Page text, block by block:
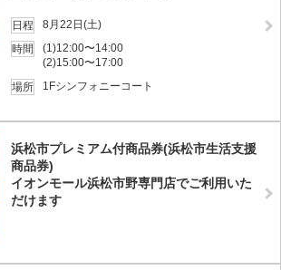
日程
8月22日(土)
時間
(1)12:00〜14:00
(2)15:00〜17:00
場所
1Fシンフォニーコート
浜松市プレミアム付商品券(浜松市生活支援
商品券)
イオンモール浜松市野専門店でご利用いた
だけます